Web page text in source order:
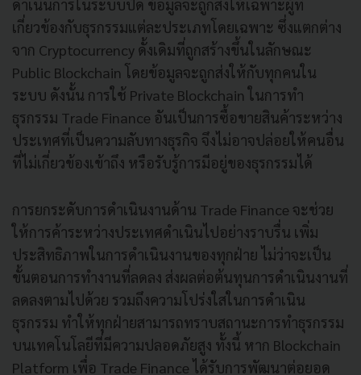
ดำเนินการในระบบปิด ข้อมูลจะถูกส่งให้เฉพาะผู้ที่
เกี่ยวข้องกับธุรกรรมแต่ละประเภทโดยเฉพาะ ซึ่งแตกต่าง
จาก Cryptocurrency ดั้งเดิมที่ถูกสร้างขึ้นในลักษณะ
Public Blockchain โดยข้อมูลจะถูกส่งให้กับทุกคนใน
ระบบ ดังนั้น การใช้ Private Blockchain ในการทำ
ธุรกรรม Trade Finance อันเป็นการซื้อขายสินค้าระหว่าง
ประเทศที่เป็นความลับทางธุรกิจ จึงไม่อาจปล่อยให้คนอื่น
ที่ไม่เกี่ยวข้องเข้าถึง หรือรับรู้การมีอยู่ของธุรกรรมได้
การยกระดับการดำเนินงานด้าน Trade Finance จะช่วย
ให้การค้าระหว่างประเทศดำเนินไปอย่างราบรื่น เพิ่ม
ประสิทธิภาพในการดำเนินงานของทุกฝ่าย ไม่ว่าจะเป็น
ขั้นตอนการทำงานที่ลดลง ส่งผลต่อต้นทุนการดำเนินงานที่
ลดลงตามไปด้วย รวมถึงความโปร่งใสในการดำเนิน
ธุรกรรม ทำให้ทุกฝ่ายสามารถทราบสถานะการทำธุรกรรม
บนเทคโนโลยีที่มีความปลอดภัยสูง ทั้งนี้ หาก Blockchain
Platform เพื่อ Trade Finance ได้รับการพัฒนาต่อยอด